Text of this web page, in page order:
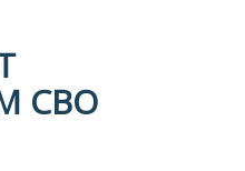
СВО